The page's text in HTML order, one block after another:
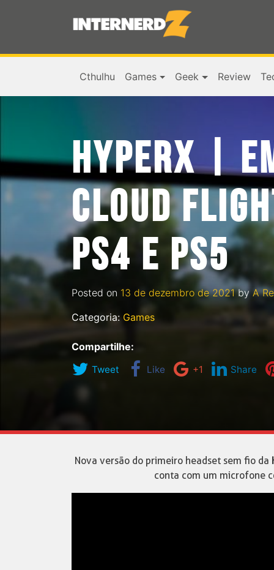
Cthulhu Games Geek Review
HYPERX |
CLOUD
PS4 E PS5
Posted on 13 de dezembro de 2021byA
Categoria: Games
Compartilhe:
Tweet Like +1 Share
Nova versão do primeiro headset sem fio da
conta com um microfone